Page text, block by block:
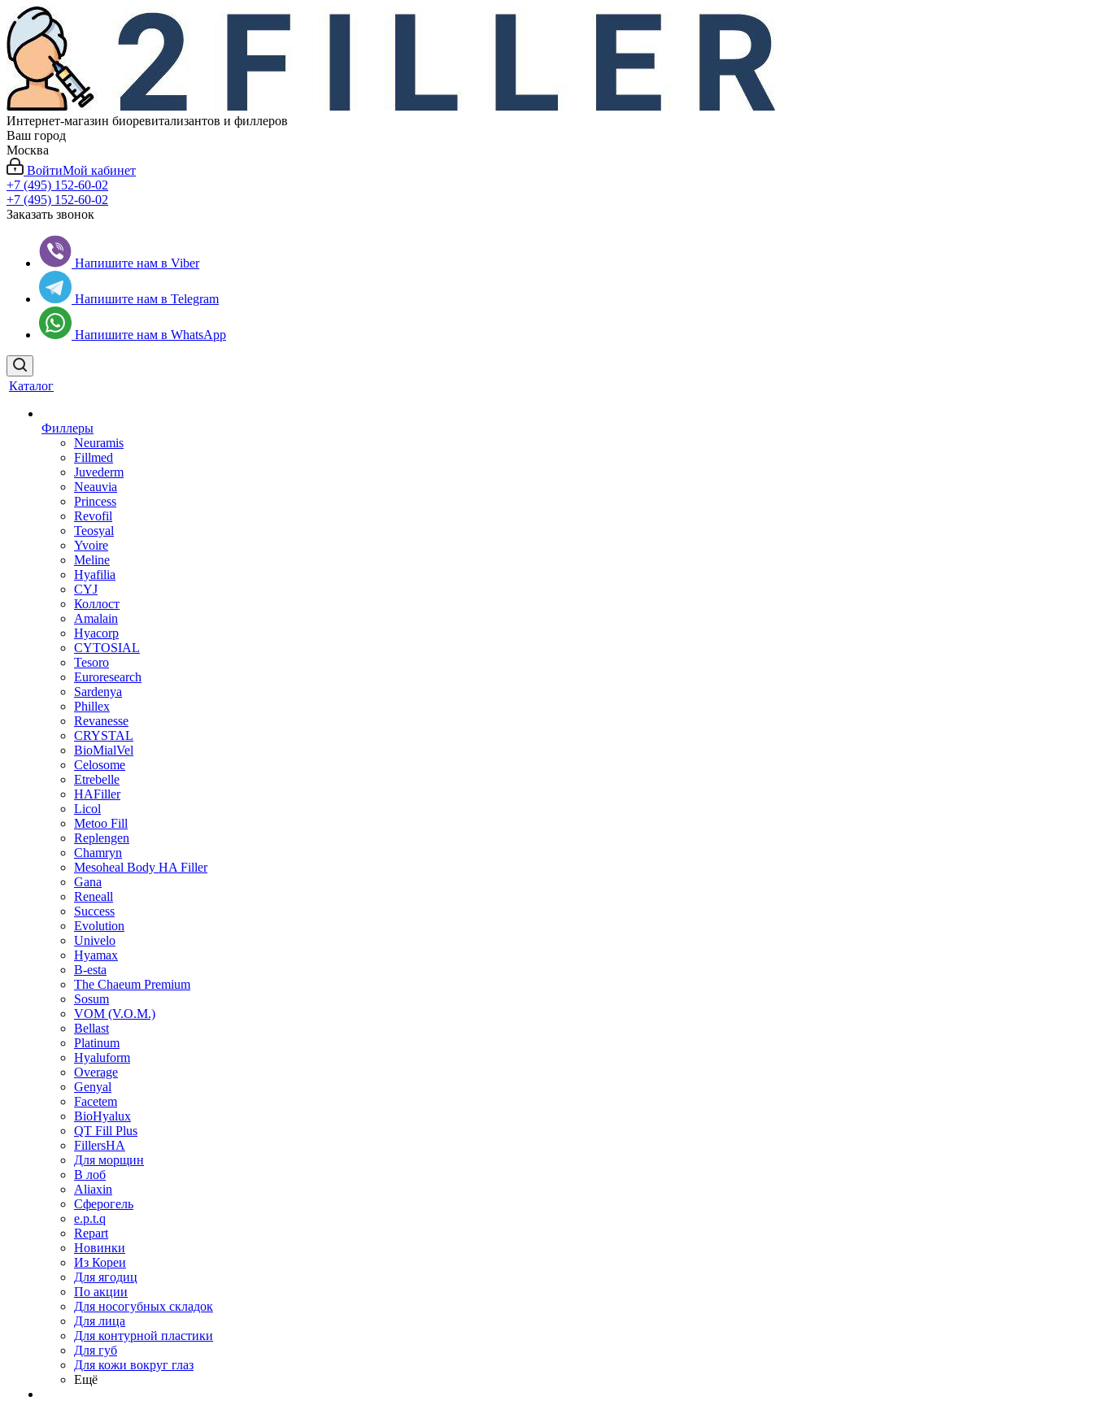
Интернет-магазин биоревитализантов и филлеров
Ваш город
Москва
ВойтиМой кабинет
+7 (495) 152-60-02
+7 (495) 152-60-02
Заказать звонок
Напишите нам в Viber
Напишите нам в Telegram
Напишите нам в WhatsApp
Каталог
Филлеры
Neuramis
Fillmed
Juvederm
Neauvia
Princess
Revofil
Teosyal
Yvoire
Meline
Hyafilia
CYJ
Коллост
Amalain
Hyacorp
CYTOSIAL
Tesoro
Euroresearch
Sardenya
Phillex
Revanesse
CRYSTAL
BioMialVel
Celosome
Etrebelle
HAFiller
Licol
Metoo Fill
Replengen
Chamryn
Mesoheal Body HA Filler
Gana
Reneall
Success
Evolution
Univelo
Hyamax
B-esta
The Chaeum Premium
Sosum
VOM (V.O.M.)
Bellast
Platinum
Hyaluform
Overage
Genyal
Facetem
BioHyalux
QT Fill Plus
FillersHA
Для морщин
В лоб
Aliaxin
Сферогель
e.p.t.q
Repart
Новинки
Из Кореи
Для ягодиц
По акции
Для носогубных складок
Для лица
Для контурной пластики
Для губ
Для кожи вокруг глаз
Ещё